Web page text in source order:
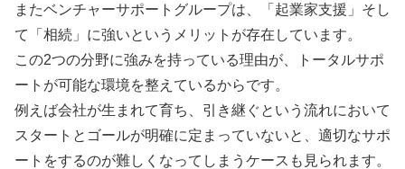
またベンチャーサポートグループは、「起業家支援」そし
て「相続」に強いというメリットが存在しています。
この2つの分野に強みを持っている理由が、トータルサポ
ートが可能な環境を整えているからです。
例えば会社が生まれて育ち、引き継ぐという流れにおいて
スタートとゴールが明確に定まっていないと、適切なサポ
ートをするのが難しくなってしまうケースも見られます。